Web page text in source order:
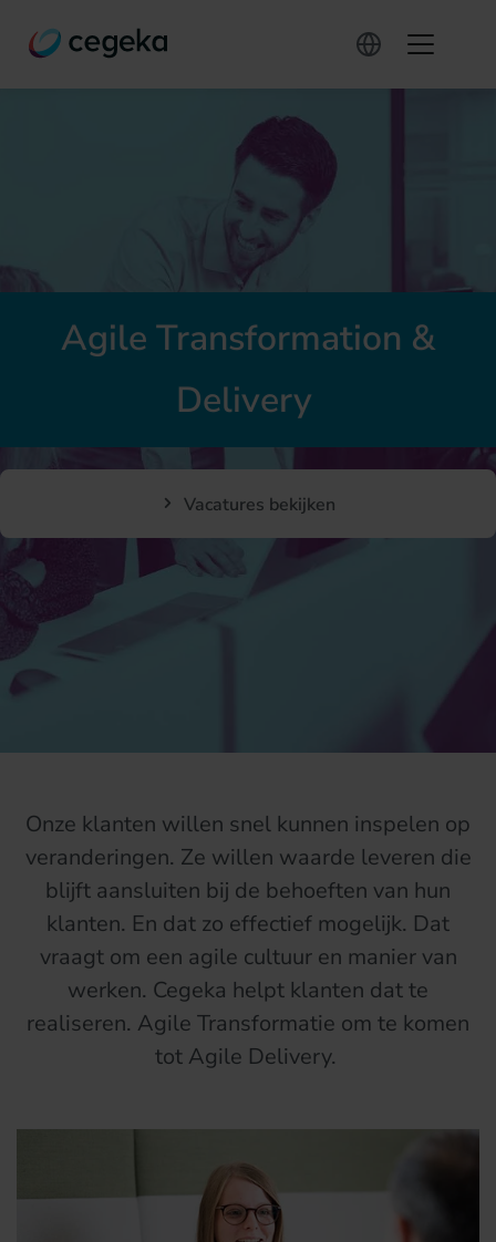
Agile Transformation &
Delivery
Vacatures bekijken
Onze klanten willen snel kunnen inspelen op
veranderingen. Ze willen waarde leveren die
blijft aansluiten bij de behoeften van hun
klanten. En dat zo effectief mogelijk. Dat
vraagt om een agile cultuur en manier van
werken. Cegeka helpt klanten datte
realiseren. Agile Transformatie om te komen
tot Agile Delivery.